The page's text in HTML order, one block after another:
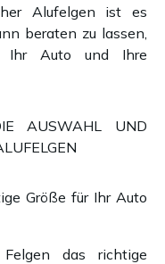
Alufelgen ist es
beraten zu lassen,
Ihr Auto und Ihre
AUSWAHL UND
Größe für Ihr Auto
das richtige